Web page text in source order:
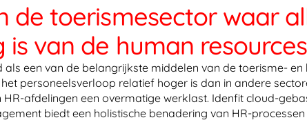
de toerismesector waar
van de human
een van de belangrijkste middelen van de toerisme-
personeelsverloop relatief hoger is dan in andere
afdelingen een overmatige werklast. Idenfit cloud-
biedt een holistische benadering van HR-